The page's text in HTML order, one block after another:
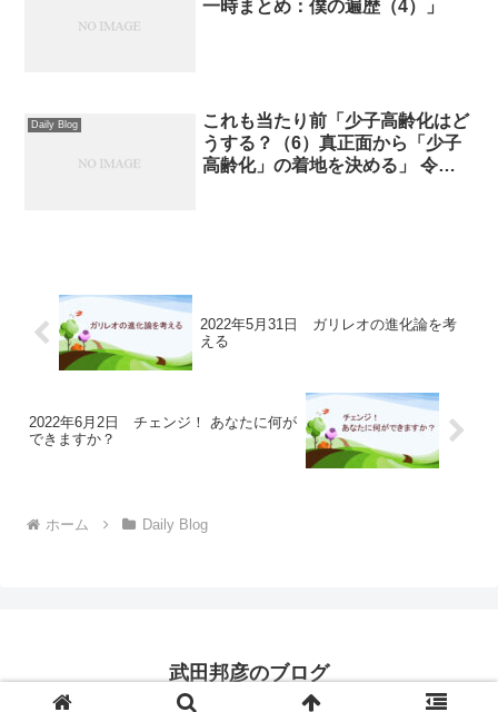
一時まとめ：僕の遍歴（4）」
Daily Blog
これも当たり前「少子高齢化はど
うする？（6）真正面から「少子
高齢化」の着地を決める」 令和5
2022年5月31日 ガリレオの進化論を考
える
2022年6月2日 チェンジ！ あなたに何が
できますか？
ホーム Daily Blog
武田邦彦のブログ
© 2022 武田邦彦のブログ.